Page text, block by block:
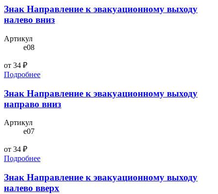
Знак Направление к эвакуационному выходу
налево вниз
Артикул
e08
от 34 ₽
Подробнее
Знак Направление к эвакуационному выходу
направо вниз
Артикул
e07
от 34 ₽
Подробнее
Знак Направление к эвакуационному выходу
налево вверх